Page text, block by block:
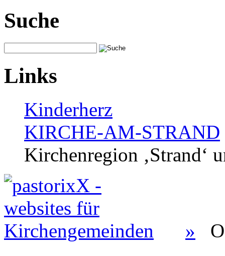
Suche
Links
Kinderherz
KIRCHE-AM-STRAND
Kirchenregion ‚Strand‘
»